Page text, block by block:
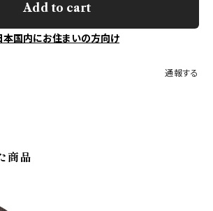
Add to cart
本国内にお住まいの方向け
通報する
商品